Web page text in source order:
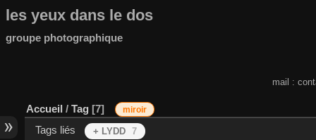
les yeux dans le dos
groupe photographique
mail :
Accueil / Tag 7 miroir
Tags liés + LYDD 7